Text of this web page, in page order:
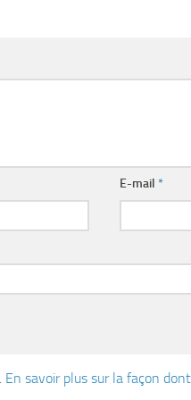
E-mail*
En savoir plus sur la façon